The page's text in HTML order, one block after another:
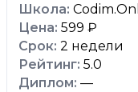
599 ₽
2 недели
5.0
—